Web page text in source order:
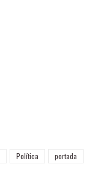
Política
portada